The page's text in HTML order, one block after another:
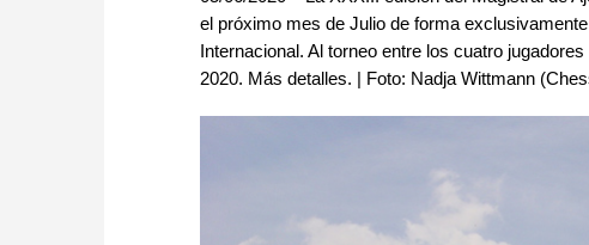
el próximo mes de Julio de forma
Internacional. Al torneo entre los cuatro
2020. Más detalles. | Foto: Nadja Wittmann